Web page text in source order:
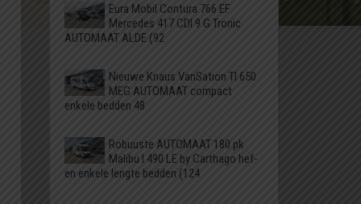
Eura Mobil Contura 766 EF
Mercedes 417 CDI 9 G Tronic
AUTOMAAT ALDE (92
Nieuwe Knaus VanSation TI 650
MEG AUTOMAAT compact
enkele bedden 48
Robuuste AUTOMAAT 180 pk
Malibu I 490 LE by Carthago hef-
en enkele lengte bedden (124